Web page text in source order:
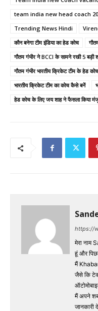
team india new head coach
Trending News Hindi
कौन बनेगा टीम इंड‍िया का हेड कोच
गौतम गंभीर ने BCCI के सामने रखी 5 बड़ी
गौतम गंभीर भारतीय क्रिकेट टीम के हेड कोच
भारतीय क्रिकेट टीम का कोच कैसे बनें
हेड कोच के लिए जय शाह ने फैसला किया
https://
मेरा नाम
हूं और
मैं
जैसे कि
मैं अपने
जानकारी